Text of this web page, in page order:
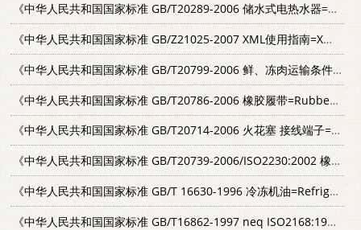
《中华人民共和国国家标准 GB/T20289-2006 储水式电热水器=Electrical storage water heaters》
《中华人民共和国国家标准 GB/Z21025-2007 XML使用指南=XML users guide》
《中华人民共和国国家标准 GB/T20799-2006 鲜、冻肉运输条件=Fresh and frozen meat transport condition》
《中华人民共和国国家标准 GB/T20786-2006 橡胶履带=Rubber track》
《中华人民共和国国家标准 GB/T20714-2006 火花塞 接线端子=Spark-plugs-Terminals》
《中华人民共和国国家标准 GB/T20739-2006/ISO2230:2002 橡胶制品 贮存指南=Rubber products-Guidelines for storage》
《中华人民共和国国家标准 GB/T 16630-1996 冷冻机油=Refrigerator oils》
《中华人民共和国国家标准 GB/T16862-1997 neq ISO2168:1974 鲜食葡萄冷藏技术=Table grape-Guide to cold storage》